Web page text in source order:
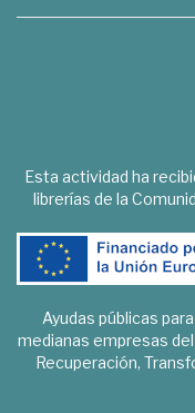
Esta actividad ha
librerías de la
Ayudas públicas
medianas empresas
Recuperación,